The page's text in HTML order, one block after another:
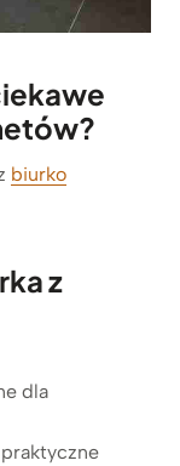
biurko
z
dla